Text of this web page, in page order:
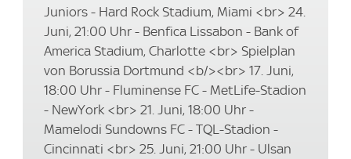
Juniors - Hard Rock Stadium, Miami <br> 24.
Juni, 21:00 Uhr - Benfica Lissabon - Bank of
America Stadium, Charlotte <br> Spielplan
von Borussia Dortmund <b/><br> 17. Juni,
18:00 Uhr - Fluminense FC - MetLife-Stadion
- NewYork <br> 21. Juni, 18:00 Uhr -
Mamelodi Sundowns FC - TQL-Stadion -
Cincinnati <br> 25. Juni, 21:00 Uhr - Ulsan